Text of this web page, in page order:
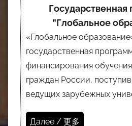
Государственная
”Глобальное
«Глобальное
государственная
финансирования
граждан России,
ведущих зарубежных
Далее / 更多